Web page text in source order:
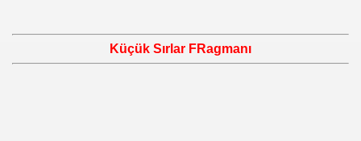
Küçük Sırlar FRagmanı